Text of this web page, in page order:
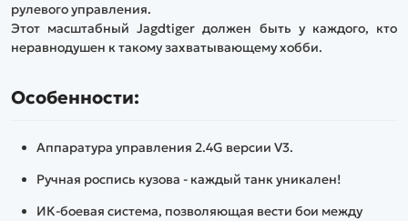
рулевого управления.
Этот масштабный Jagdtiger должен быть у каждого, кто
неравнодушен к такому захватывающему хобби.
Особенности:
Аппаратура управления 2.4G версии V3.
Ручная роспись кузова - каждый танк уникален!
ИК-боевая система, позволяющая вести бои между